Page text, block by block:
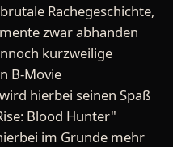
Rachegeschichte,
zwar abhanden
kurzweilige
B-Movie
hierbei seinen Spaß
Blood Hunter"
im Grunde mehr